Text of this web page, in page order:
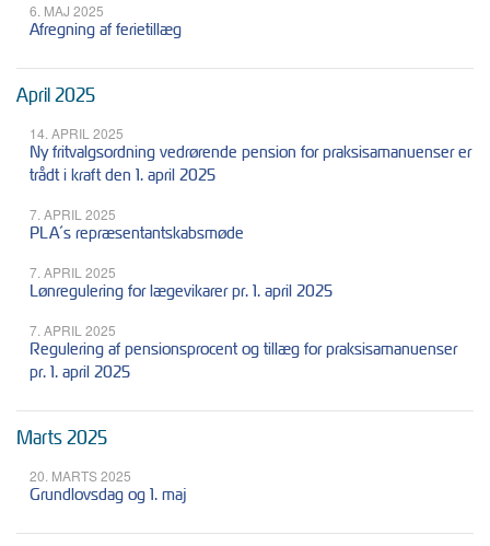
6. MAJ 2025
Afregning af ferietillæg
April 2025
14. APRIL 2025
Ny fritvalgsordning vedrørende pension for praksisamanuenser er
trådt i kraft den 1. april 2025
7. APRIL 2025
PLA´s repræsentantskabsmøde
7. APRIL 2025
Lønregulering for lægevikarer pr. 1. april 2025
7. APRIL 2025
Regulering af pensionsprocent og tillæg for praksisamanuenser
pr. 1. april 2025
Marts 2025
20. MARTS 2025
Grundlovsdag og 1. maj